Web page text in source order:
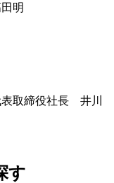
明
取締役社長 井川
す